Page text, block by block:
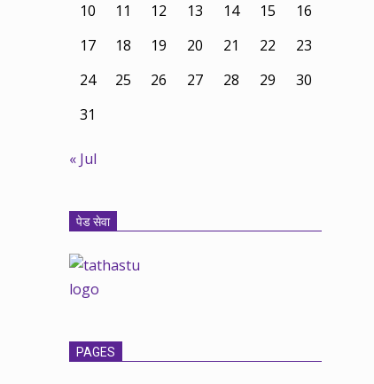
10
11 12 13 14 15
16
17
18 19 20 21 22
23
24
25 26 27 28 29
30
31
« Jul
पेड सेवा
PAGES